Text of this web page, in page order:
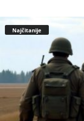
Najčitanije